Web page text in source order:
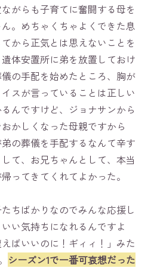
がらも子育てに奮闘する母を
。めちゃくちゃよくできた息
から正気とは思えないことを
体安置所に弟を放置しておけ
の手配を始めたところ、胸が
スが言っていることは正しい
んですけど、ジョナサンから
かしくなった母親ですから
の葬儀を手配するなんて辛す
て、お兄ちゃんとして、本当
ってきてくれてよかった。
ちばかりなのでみんな応援し
い気持ちになれるんですよ
ばいいのに！ギィィ！」みた
シーズン1で一番可哀想だった